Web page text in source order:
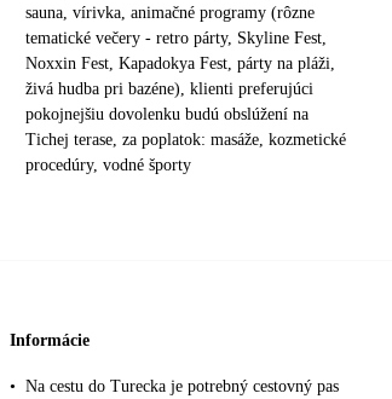
sauna, vírivka, animačné programy (rôzne
tematické večery - retro párty, Skyline Fest,
Noxxin Fest, Kapadokya Fest, párty na pláži,
živá hudba pri bazéne), klienti preferujúci
pokojnejšiu dovolenku budú obslúžení na
Tichej terase, za poplatok: masáže, kozmetické
procedúry, vodné športy
Informácie
• Na cestu do Turecka je potrebný cestovný pas